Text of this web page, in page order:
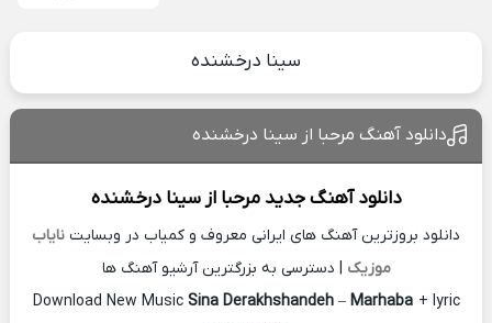
سینا درخشنده
دانلود آهنگ مرحبا از سینا درخشنده
دانلود آهنگ جدید مرحبا ازسینا درخشنده
دانلود بروزترین آهنگ های ایرانی معروف و کمیاب در وبسایت نایاب
موزیک | دسترسی به بزرگترین آرشیو آهنگ ها
Download New Music Sina Derakhshandeh– Marhaba + lyric